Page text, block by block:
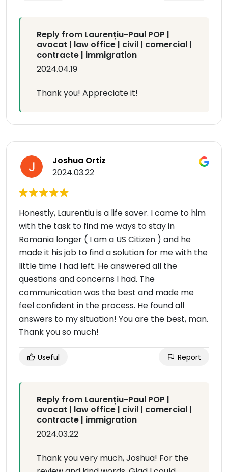
Reply from Laurențiu-Paul POP |
avocat | law office | civil | comercial |
contracte | immigration
2024.04.19
Thank you! Appreciate it!
Joshua Ortiz
2024.03.22
Honestly, Laurentiu is a life saver. I came to him
with the task to find me ways to stay in
Romania longer ( I am a US Citizen ) and he
made it his job to find a solution for me with the
little time I had left. He answered all the
questions and concerns I had. The
communication was the best and made me
feel confident in the process. He found all
answers to my situation! You are the best, man.
Thank you so much!
Useful Report
Reply from Laurențiu-Paul POP |
avocat | law office | civil | comercial |
contracte | immigration
2024.03.22
Thank you very much, Joshua! For the